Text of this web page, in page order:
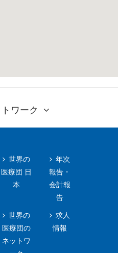
ワーク
世界の
医療団 日
本
世界の
医療団の
ネットワ
年次
報告・
会計報
告
求人
情報